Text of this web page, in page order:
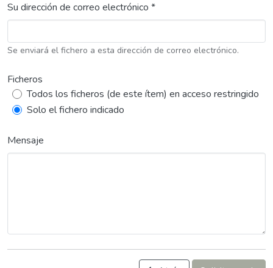
Su dirección de correo electrónico *
Se enviará el fichero a esta dirección de correo electrónico.
Ficheros
Todos los ficheros (de este ítem) en acceso restringido
Solo el fichero indicado
Mensaje